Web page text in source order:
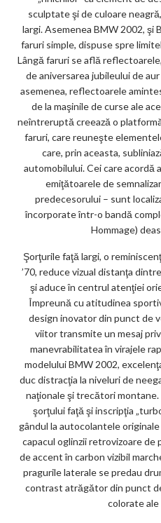
sculptate şi de culoare
largi. Asemenea BMW 2002, şi
faruri simple, dispuse spre
Lângă faruri se află
de aniversarea jubileului de
asemenea, reflectoarele
de la maşinile de curse ale
neîntreruptă creează o
faruri, care reuneşte
care, prin aceasta,
automobilului. Cei care acordă
emiţătoarele de
predecesorului – sunt
încorporate într-o bandă
Hommage)
Şorţurile faţă largi, o
’70, reduce vizual distanţa
şi aduce în centrul atenţiei
Împreună cu atitudinea
design inovator din punct de
viitor transmite un mesaj
manevrabilitatea în virajele
modelului BMW 2002,
duc distracţia la niveluri de
naţionale şi trecători
şorţului faţă şi inscripţia
gândul la autocolantele
capacul oglinzii retrovizoare
de accent în carbon vizibil
pragurile laterale se predau
contrast atrăgător din punct
colorate